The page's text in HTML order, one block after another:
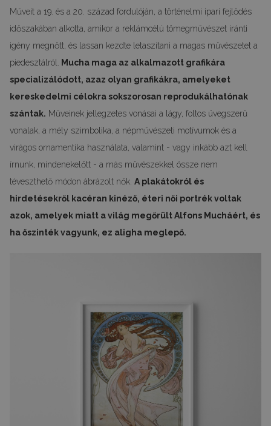
Műveit a 19. és a 20. század fordulóján, a történelmi ipari fejlődés
időszakában alkotta, amikor a reklámcélú tömegművészet iránti
igény megnőtt, és lassan kezdte letaszítani a magas művészetet a
piedesztálról. Mucha maga az alkalmazott grafikára
specializálódott, azaz olyan grafikákra, amelyeket
kereskedelmi célokra sokszorosan reprodukálhatónak
szántak. Műveinek jellegzetes vonásai a lágy, foltos üvegszerű
vonalak, a mély szimbolika, a népművészeti motívumok és a
virágos ornamentika használata, valamint - vagy inkább azt kell
írnunk, mindenekelőtt - a más művészekkel össze nem
téveszthető módon ábrázolt nők. A plakátokról és
hirdetésekről kacéran kinéző, éteri női portrék voltak
azok, amelyek miatt a világ megőrült Alfons Mucháért, és
ha őszinték vagyunk, ez aligha meglepő.